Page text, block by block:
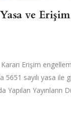
Yasa ve
Erişim
5651 sayılı yasa ile
Yapılan Yayınların